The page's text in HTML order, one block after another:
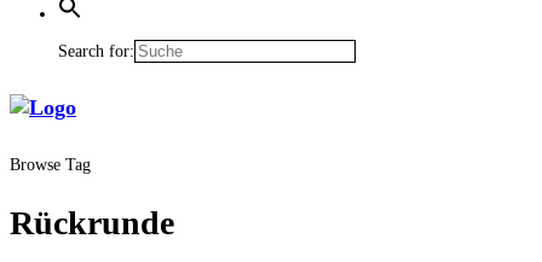
Search for:
Browse Tag
Rückrunde